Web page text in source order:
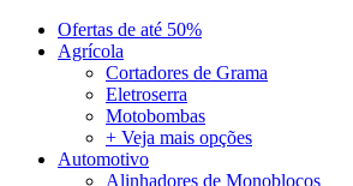
Ofertas de até 50%
Agrícola
Cortadores de Grama
Eletroserra
Motobombas
+ Veja mais opções
Automotivo
Alinhadores de Monoblocos